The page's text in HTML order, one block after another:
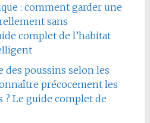
: comment garder une
sans
complet de l’habitat
des poussins selon les
précocement les
? Le guide complet de